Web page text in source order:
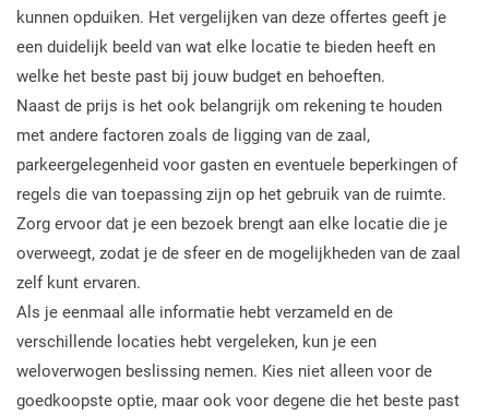
kunnen opduiken. Het vergelijken van deze offertes geeft je
een duidelijk beeld van wat elke locatie te bieden heeft en
welke het beste past bij jouw budget en behoeften.
Naast de prijs is het ook belangrijk om rekening te houden
met andere factoren zoals de ligging van de zaal,
parkeergelegenheid voor gasten en eventuele beperkingen of
regels die van toepassing zijn op het gebruik van de ruimte.
Zorg ervoor dat je een bezoek brengt aan elke locatie die je
overweegt, zodat je de sfeer en de mogelijkheden van de zaal
zelf kunt ervaren.
Als je eenmaal alle informatie hebt verzameld en de
verschillende locaties hebt vergeleken, kun je een
weloverwogen beslissing nemen. Kies niet alleen voor de
goedkoopste optie, maar ook voor degene die het beste past